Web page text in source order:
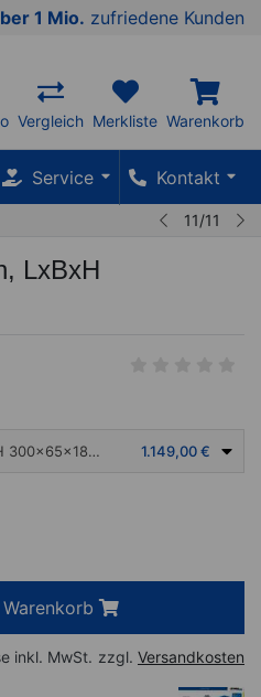
1 Mio. zufriedene Kunden
Vergleich Merkliste Warenkorb
Service Kontakt
11/11
LxBxH
Mattenwagen für Weichböden, LxBxH 300x65x180 cm 1.149,00 €
inkl. MwSt. zzgl. Versandkosten